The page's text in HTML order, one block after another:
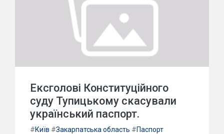
Ексголові Конституційного
суду Тупицькому скасували
український паспорт.
#Київ #Закарпатська область #Паспорт